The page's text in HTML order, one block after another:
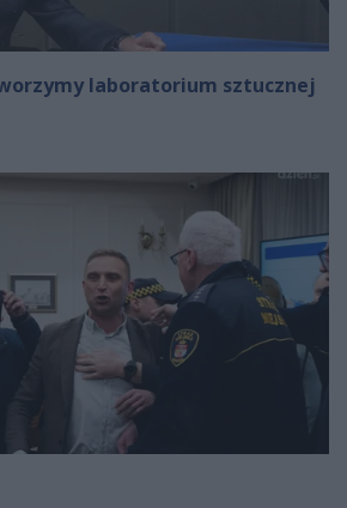
laboratorium sztucznej